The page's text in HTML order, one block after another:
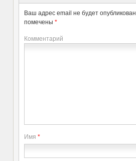
Ваш адрес email не будет опубликован.
помечены *
Комментарий
Имя *